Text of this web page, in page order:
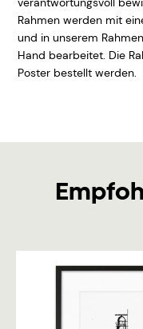
Rahmen werden mit
und in unserem
Hand bearbeitet. Die
Poster bestellt werden.